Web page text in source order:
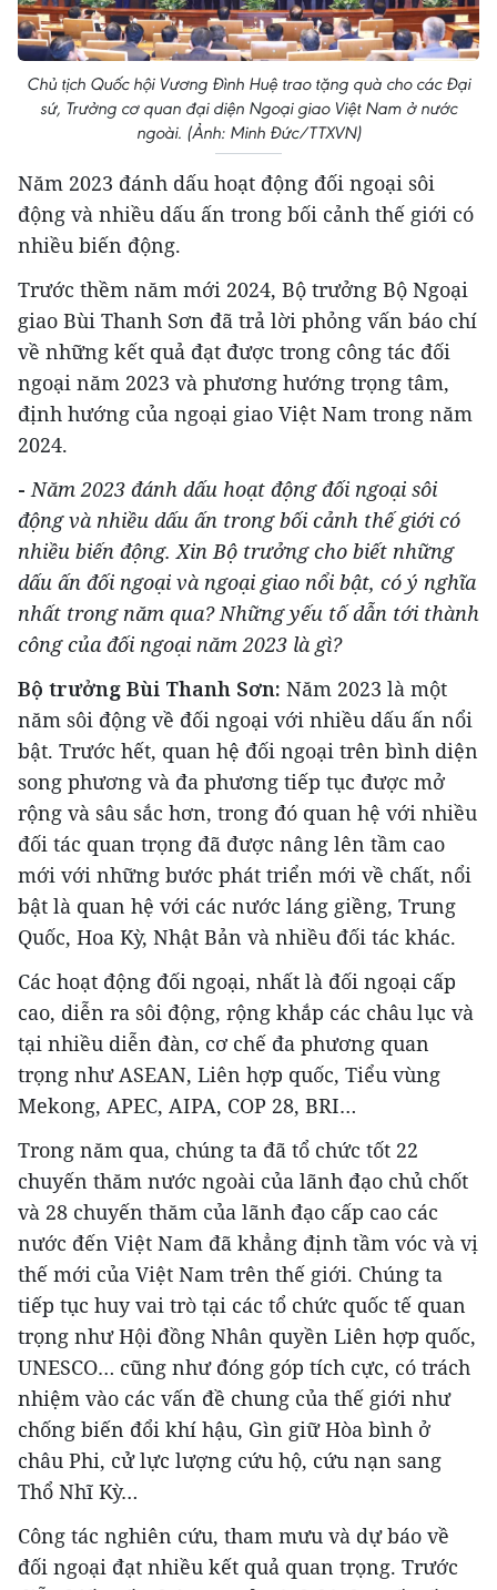
Chủ tịch Quốc hội Vương Đình Huệ trao tặng quà cho các Đại
sứ, Trưởng cơ quan đại diện Ngoại giao Việt Nam ở nước
ngoài. (Ảnh: Minh Đức/TTXVN)
Năm 2023 đánh dấu hoạt động đối ngoại sôi
động và nhiều dấu ấn trong bối cảnh thế giới có
nhiều biến động.
Trước thềm năm mới 2024, Bộ trưởng Bộ Ngoại
giao Bùi Thanh Sơn đã trả lời phỏng vấn báo chí
về những kết quả đạt được trong công tác đối
ngoại năm 2023 và phương hướng trọng tâm,
định hướng của ngoại giao Việt Nam trong năm
2024.
-Năm 2023 đánh dấu hoạt động đối ngoại sôi
động và nhiều dấu ấn trong bối cảnh thế giới có
nhiều biến động. Xin Bộ trưởng cho biết những
dấu ấn đối ngoại và ngoại giao nổi bật, có ý nghĩa
nhất trong năm qua? Những yếu tố dẫn tới thành
công của đối ngoại năm 2023 là gì?
Bộ trưởng Bùi Thanh Sơn: Năm 2023 là một
năm sôi động về đối ngoại với nhiều dấu ấn nổi
bật. Trước hết, quan hệ đối ngoại trên bình diện
song phương và đa phương tiếp tục được mở
rộng và sâu sắc hơn, trong đó quan hệ với nhiều
đối tác quan trọng đã được nâng lên tầm cao
mới với những bước phát triển mới về chất, nổi
bật là quan hệ với các nước láng giềng, Trung
Quốc, Hoa Kỳ, Nhật Bản và nhiều đối tác khác.
Các hoạt động đối ngoại, nhất là đối ngoại cấp
cao, diễn ra sôi động, rộng khắp các châu lục và
tại nhiều diễn đàn, cơ chế đa phương quan
trọng như ASEAN, Liên hợp quốc, Tiểu vùng
Mekong, APEC, AIPA, COP 28, BRI…
Trong năm qua, chúng ta đã tổ chức tốt 22
chuyến thăm nước ngoài của lãnh đạo chủ chốt
và 28 chuyến thăm của lãnh đạo cấp cao các
nước đến Việt Nam đã khẳng định tầm vóc và vị
thế mới của Việt Nam trên thế giới. Chúng ta
tiếp tục huy vai trò tại các tổ chức quốc tế quan
trọng như Hội đồng Nhân quyền Liên hợp quốc,
UNESCO… cũng như đóng góp tích cực, có trách
nhiệm vào các vấn đề chung của thế giới như
chống biến đổi khí hậu, Gìn giữ Hòa bình ở
châu Phi, cử lực lượng cứu hộ, cứu nạn sang
Thổ Nhĩ Kỳ…
Công tác nghiên cứu, tham mưu và dự báo về
đối ngoại đạt nhiều kết quả quan trọng. Trước